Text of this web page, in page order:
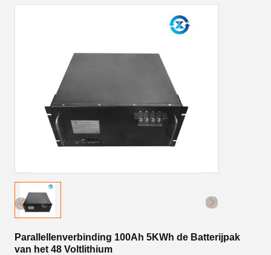
Parallellenverbinding 100Ah 5KWh de Batterijpak
van het 48 Voltlithium